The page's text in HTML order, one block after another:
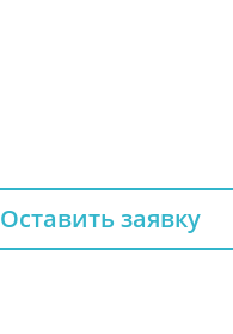
Оставить заявку